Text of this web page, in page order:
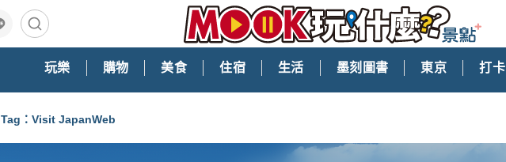
玩樂 購物 美食 住宿 生活 墨刻圖書 東京 打卡
Tag：Visit JapanWeb